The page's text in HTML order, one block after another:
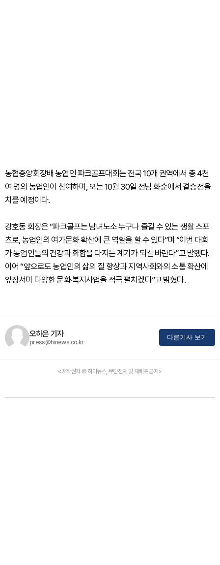
농협중앙회장배 농업인 파크골프대회는 전국 10개 권역에서 총 4천
여 명의 농업인이 참여하며, 오는 10월 30일 전남 화순에서 결승전을
치를 예정이다.
강호동 회장은 “파크골프는 남녀노소 누구나 즐길 수 있는 생활 스포
츠로, 농업인의 여가문화 확산에 큰 역할을 할 수 있다”며 “이번 대회
가 농업인들의 건강과 화합을 다지는 계기가 되길 바란다”고 말했다.
이어 “앞으로도 농업인의 삶의 질 향상과 지역사회와의 소통 확산에
앞장서며 다양한 문화·복지사업을 적극 펼치겠다”고 밝혔다.
오하은 기자
press@hinews.co.kr
다른기사 보기
<저작권자 © 하이뉴스, 무단전재 및 재배포 금지>